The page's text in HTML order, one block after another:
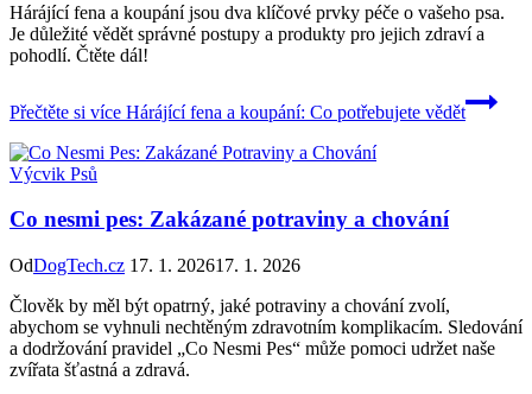
Hárájící fena a koupání jsou dva klíčové prvky péče o vašeho psa.
Je důležité vědět správné postupy a produkty pro jejich zdraví a
pohodlí. Čtěte dál!
Přečtěte si více Hárájící fena a koupání: Co potřebujete vědět
Výcvik Psů
Co nesmi pes: Zakázané potraviny a chování
OdDogTech.cz 17. 1. 202617. 1. 2026
Člověk by měl být opatrný, jaké potraviny a chování zvolí,
abychom se vyhnuli nechtěným zdravotním komplikacím. Sledování
a dodržování pravidel „Co Nesmi Pes“ může pomoci udržet naše
zvířata šťastná a zdravá.